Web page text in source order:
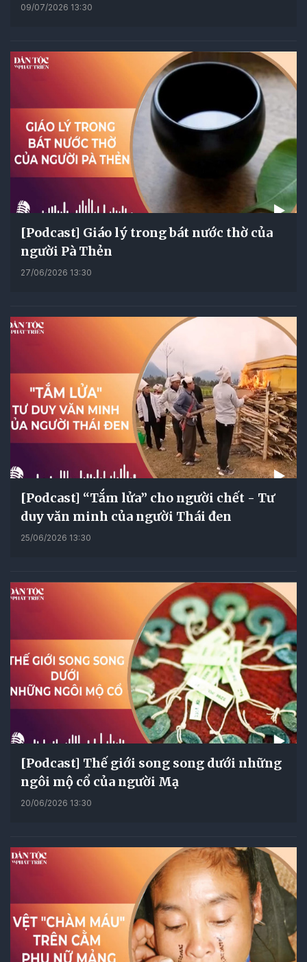
09/07/2026 13:30
[Podcast] Giáo lý trong bát nước thờ của
người Pà Thẻn
27/06/2026 13:30
[Podcast] “Tắm lửa” cho người chết - Tư
duy văn minh của người Thái đen
25/06/2026 13:30
[Podcast] Thế giới song song dưới những
ngôi mộ cổ của người Mạ
20/06/2026 13:30